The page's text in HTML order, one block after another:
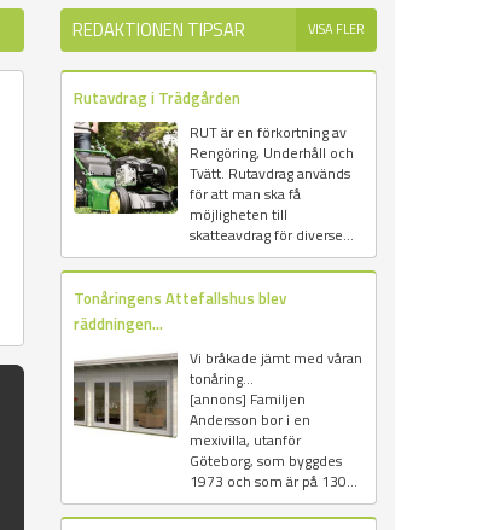
REDAKTIONEN TIPSAR VISA FLER
Rutavdrag i Trädgården
RUT är en förkortning av
Rengöring, Underhåll och
Tvätt. Rutavdrag används
för att man ska få
möjligheten till
skatteavdrag för diverse...
Tonåringens Attefallshus blev
räddningen...
Vi bråkade jämt med våran
tonåring...
[annons] Familjen
Andersson bor i en
mexivilla, utanför
Göteborg, som byggdes
1973 och som är på 130...